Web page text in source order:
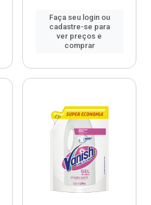
Faça seu login ou
cadastre-se para
ver preços e
comprar